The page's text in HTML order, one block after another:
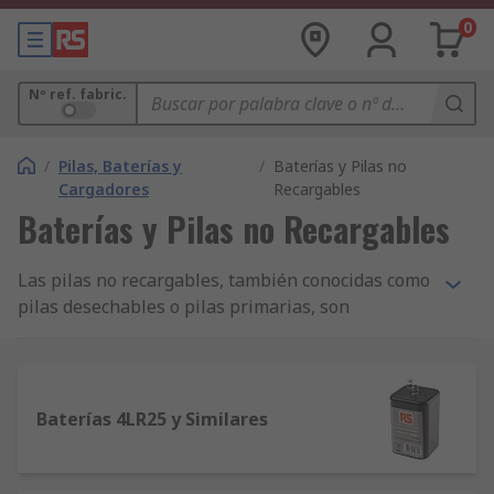
0
Nº ref. fabric.
/ Pilas, Baterías y
Cargadores
/ Baterías y Pilas no
Recargables
Baterías y Pilas no Recargables
Las pilas no recargables, también conocidas como
pilas desechables o pilas primarias, son
diseñadas para un solo uso. Estas pilas contienen
dos electrodos, el ánodo (+) y el cátodo (-), y un
electrolito que permite que los electrones pasen
de uno electrodo al otro cuando se conectan a una
Baterías 4LR25 y Similares